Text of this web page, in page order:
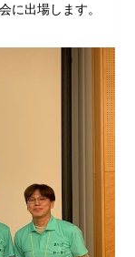
に出場します。